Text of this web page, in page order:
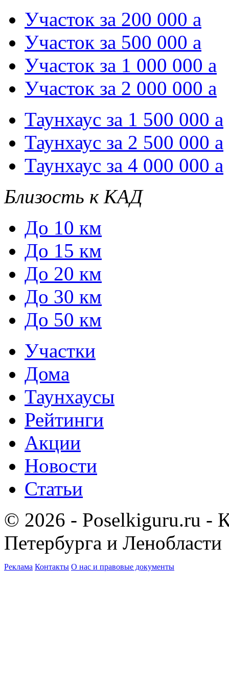
Участок за 200 000 a
Участок за 500 000 a
Участок за 1 000 000 a
Участок за 2 000 000 a
Таунхаус за 1 500 000 a
Таунхаус за 2 500 000 a
Таунхаус за 4 000 000 a
Близость к КАД
До 10 км
До 15 км
До 20 км
До 30 км
До 50 км
Участки
Дома
Таунхаусы
Рейтинги
Акции
Новости
Статьи
© 2026 - Poselkiguru.ru -
Петербурга и Ленобласти
Реклама Контакты О нас и правовые документы